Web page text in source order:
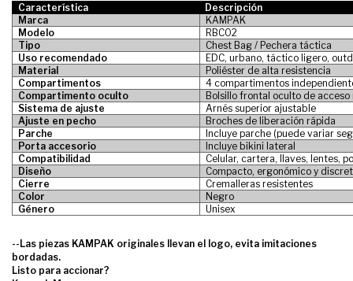
Característica
Descripción
Marca
KAMPAK
Modelo
RBC02
Tipo
Chest Bag / Pechera táctica
Uso recomendado
EDC, urbano, táctico ligero,
Material
Poliéster de alta resistencia
Compartimentos
4 compartimentos
Compartimento oculto
Bolsillo frontal oculto de acceso
Sistema de ajuste
Arnés superior ajustable
Ajuste en pecho
Broches de liberación rápida
Parche
Incluye parche (puede variar
Porta accesorio
Incluye bikini lateral
Compatibilidad
Celular, cartera, llaves, lentes,
Diseño
Compacto, ergonómico y
Cierre
Cremalleras resistentes
Color
Negro
Género
Unisex
--Las piezas KAMPAK originales llevan el logo, evita imitaciones
bordadas.
Listo para accionar?